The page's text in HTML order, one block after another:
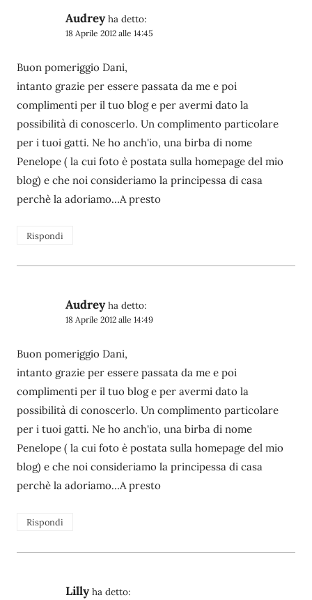
Audrey ha detto:
18 Aprile 2012 alle 14:45
Buon pomeriggio Dani,
intanto grazie per essere passata da me e poi
complimenti per il tuo blog e per avermi dato la
possibilità di conoscerlo. Un complimento particolare
per i tuoi gatti. Ne ho anch'io, una birba di nome
Penelope ( la cui foto è postata sulla homepage del mio
blog) e che noi consideriamo la principessa di casa
perchè la adoriamo…A presto
Rispondi
Audrey ha detto:
18 Aprile 2012 alle 14:49
Buon pomeriggio Dani,
intanto grazie per essere passata da me e poi
complimenti per il tuo blog e per avermi dato la
possibilità di conoscerlo. Un complimento particolare
per i tuoi gatti. Ne ho anch'io, una birba di nome
Penelope ( la cui foto è postata sulla homepage del mio
blog) e che noi consideriamo la principessa di casa
perchè la adoriamo…A presto
Rispondi
Lilly ha detto: